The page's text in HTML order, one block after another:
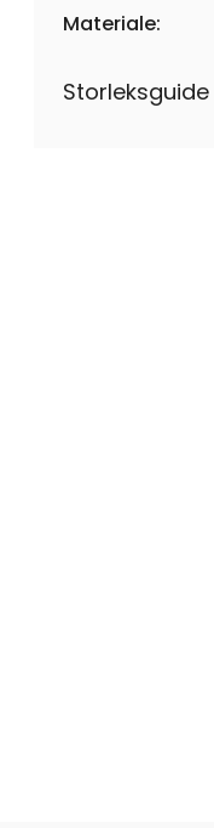
Materiale:
Storleksguide